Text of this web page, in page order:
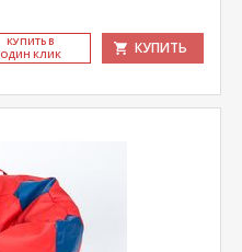
КУ­ПИТЬ В
ОДИН КЛИК
КУПИТЬ